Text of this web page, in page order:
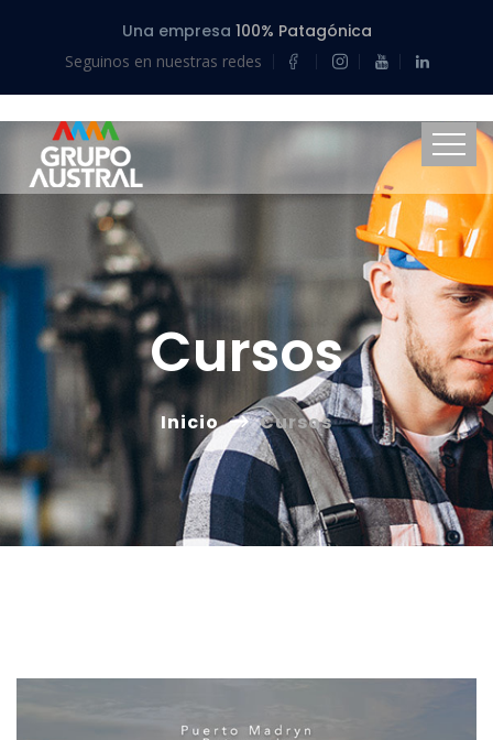
Una empresa 100% Patagónica
Seguinos en nuestras redes
Cursos
Inicio Cursos